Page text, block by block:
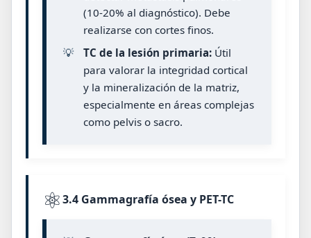
(10-20% al diagnóstico). Debe
realizarse con cortes finos.
💡
TC de la lesión primaria:Útil
para valorar la integridad cortical
y la mineralización de la matriz,
especialmente en áreas complejas
como pelvis o sacro.
⚛️3.4 Gammagrafía ósea y PET-TC